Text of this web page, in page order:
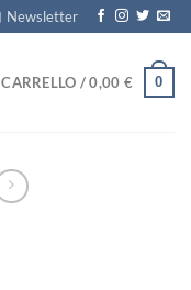
Newsletter
CARRELLO /0,00 € 0